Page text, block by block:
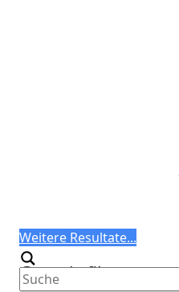
Search
Weitere Resultate...
Generic filters